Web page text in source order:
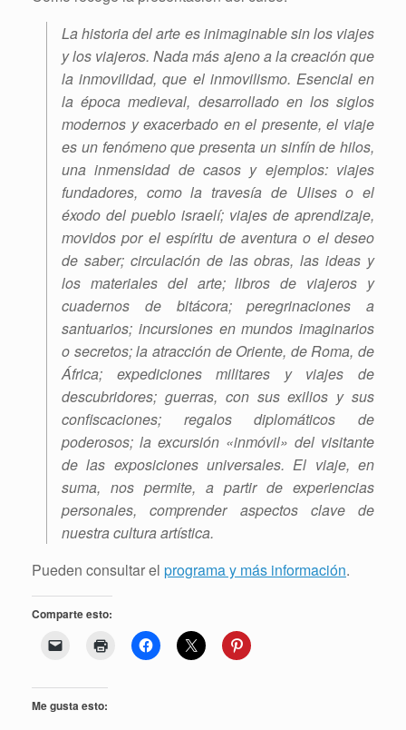
La historia del arte es inimaginable sin los viajes
y los viajeros. Nada más ajeno a la creación que
la inmovilidad, que el inmovilismo. Esencial en
la época medieval, desarrollado en los siglos
modernos y exacerbado en el presente, el viaje
es un fenómeno que presenta un sinfín de hilos,
una inmensidad de casos y ejemplos: viajes
fundadores, como la travesía de Ulises o el
éxodo del pueblo israelí; viajes de aprendizaje,
movidos por el espíritu de aventura o el deseo
de saber; circulación de las obras, las ideas y
los materiales del arte; libros de viajeros y
cuadernos de bitácora; peregrinaciones a
santuarios; incursiones en mundos imaginarios
o secretos; la atracción de Oriente, de Roma, de
África; expediciones militares y viajes de
descubridores; guerras, con sus exilios y sus
confiscaciones; regalos diplomáticos de
poderosos; la excursión «inmóvil» del visitante
de las exposiciones universales. El viaje, en
suma, nos permite, a partir de experiencias
personales, comprender aspectos clave de
nuestra cultura artística.
Pueden consultar el programa y más información.
Comparte esto:
Me gusta esto: